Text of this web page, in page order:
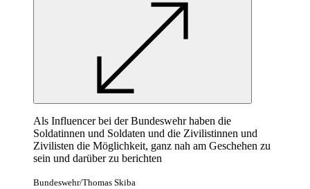
Als Influencer bei der Bundeswehr haben die
Soldatinnen und Soldaten und die Zivilistinnen und
Zivilisten die Möglichkeit, ganz nah am Geschehen zu
sein und darüber zu berichten
Bundeswehr/Thomas Skiba